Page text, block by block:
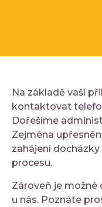
Na základě vaší
kontaktovat
Dořešíme
Zejména
zahájení
procesu.
Zároveň je možné
u nás. Poznáte